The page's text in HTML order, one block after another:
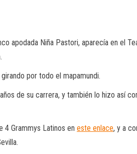
apodada Niña Pastori, aparecía en el
por todo el mapamundi.
de su carrera, y también lo hizo así
4 Grammys Latinos en este enlace, y a